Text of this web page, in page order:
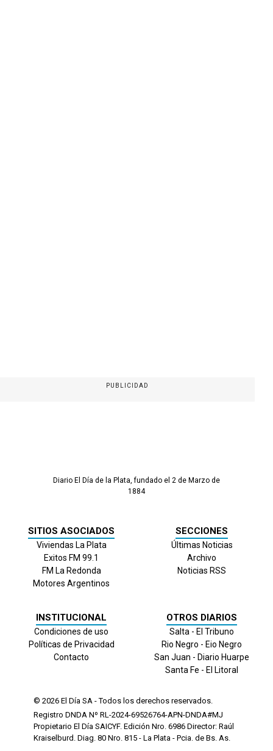
PUBLICIDAD
Diario El Día de la Plata, fundado el 2 de Marzo de
1884
SITIOS ASOCIADOS
Viviendas La Plata
Exitos FM 99.1
FM La Redonda
Motores Argentinos
SECCIONES
Últimas Noticias
Archivo
Noticias RSS
INSTITUCIONAL
Condiciones de uso
Políticas de Privacidad
Contacto
OTROS DIARIOS
Salta - El Tribuno
Rio Negro - Eio Negro
San Juan - Diario Huarpe
Santa Fe - El Litoral
© 2026 El Día SA - Todos los derechos reservados.
Registro DNDA Nº RL-2024-69526764-APN-DNDA#MJ
Propietario El Día SAICYF. Edición Nro. 6986 Director: Raúl
Kraiselburd. Diag. 80 Nro. 815 - La Plata - Pcia. de Bs. As.